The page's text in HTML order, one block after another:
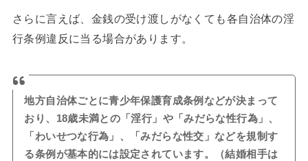
さらに言えば、金銭の受け渡しがなくても各自治体の淫
行条例違反に当る場合があります。
地方自治体ごとに青少年保護育成条例などが決まって
おり、18歳未満との「淫行」や「みだらな性行為」、
「わいせつな行為」、「みだらな性交」などを規制す
る条例が基本的には設定されています。（結婚相手は